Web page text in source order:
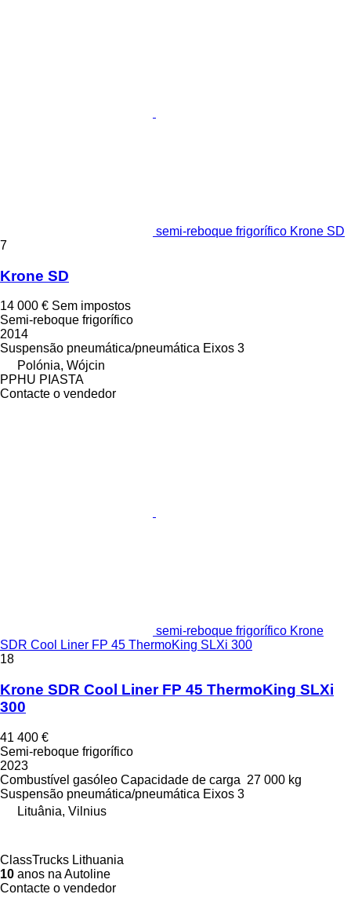
semi-reboque frigorífico Krone SD
7
Krone SD
14 000 € Sem impostos
Semi-reboque frigorífico
2014
Suspensão pneumática/pneumática Eixos 3
Polónia, Wójcin
PPHU PIASTA
Contacte o vendedor
semi-reboque frigorífico Krone
SDR Cool Liner FP 45 ThermoKing SLXi 300
18
Krone SDR Cool Liner FP 45 ThermoKing SLXi
300
41 400 €
Semi-reboque frigorífico
2023
Combustível gasóleo Capacidade de carga 27 000 kg
Suspensão pneumática/pneumática Eixos 3
Lituânia, Vilnius
ClassTrucks Lithuania
10 anos na Autoline
Contacte o vendedor